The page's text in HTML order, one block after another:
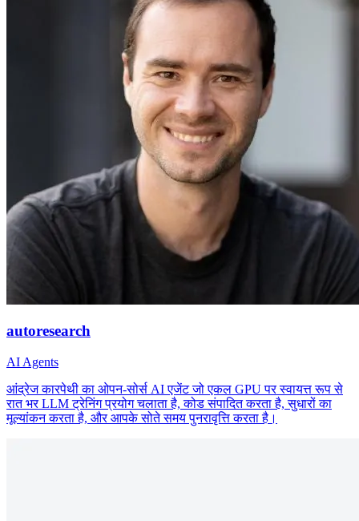
autoresearch
AI Agents
आंद्रेज कारपेथी का ओपन-सोर्स AI एजेंट जो एकल GPU पर स्वायत्त रूप से
रात भर LLM ट्रेनिंग प्रयोग चलाता है, कोड संपादित करता है, सुधारों का
मूल्यांकन करता है, और आपके सोते समय पुनरावृत्ति करता है।